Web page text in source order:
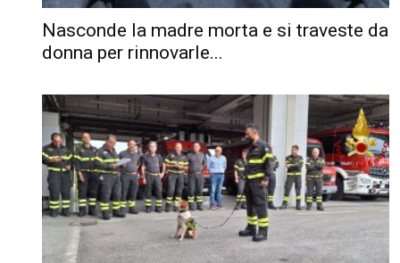
Nasconde la madre morta e si traveste da
donna per rinnovarle...